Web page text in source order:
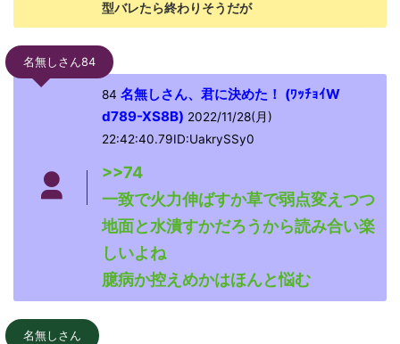
型バレたら終わりそうだが
名無しさん84
84 名無しさん、君に決めた！ (ﾜｯﾁｮｲW
d789-XS8B) 2022/11/28(月)
22:42:40.79ID:UakrySSy0
>>74
一致で火力伸ばすか草で弱点変えつつ
地面と水潰すかだろうから読み合い楽
しいよね
臆病か控えめかはほんと悩む
名無しさん